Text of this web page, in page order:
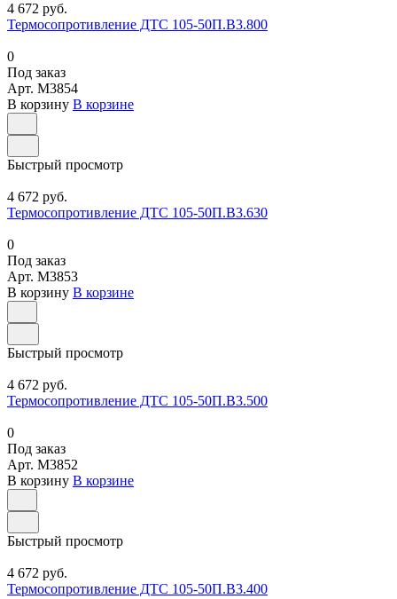
4 672 руб.
Термосопротивление ДТС 105-50П.В3.800
0
Под заказ
Арт. M3854
В корзину В корзине
Быстрый просмотр
4 672 руб.
Термосопротивление ДТС 105-50П.В3.630
0
Под заказ
Арт. M3853
В корзину В корзине
Быстрый просмотр
4 672 руб.
Термосопротивление ДТС 105-50П.В3.500
0
Под заказ
Арт. M3852
В корзину В корзине
Быстрый просмотр
4 672 руб.
Термосопротивление ДТС 105-50П.В3.400